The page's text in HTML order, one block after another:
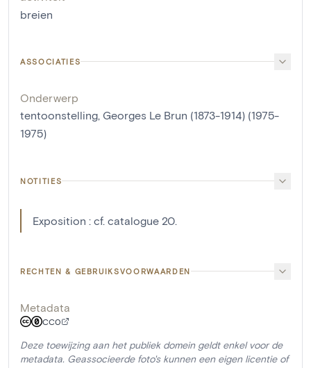
breien
ASSOCIATIES
Onderwerp
tentoonstelling, Georges Le Brun (1873-1914) (1975-
1975)
NOTITIES
Exposition : cf. catalogue 20.
RECHTEN & GEBRUIKSVOORWAARDEN
Metadata
CC0
Deze toewijzing aan het publiek domein geldt enkel voor de
metadata. Geassocieerde foto's kunnen een eigen licentie of